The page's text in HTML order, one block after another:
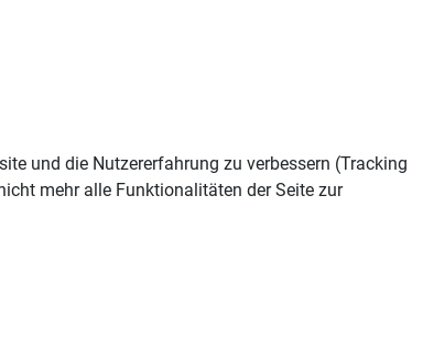
und die Nutzererfahrung zu verbessern (Tracking
mehr alle Funktionalitäten der Seite zur